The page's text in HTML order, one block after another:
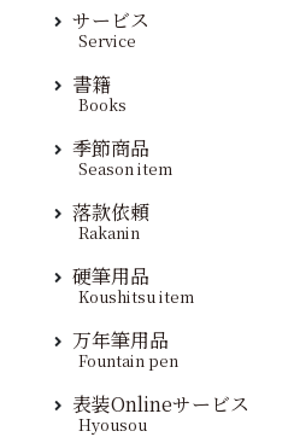
サービス
Service
書籍
Books
季節商品
Season item
落款依頼
Rakanin
硬筆用品
Koushitsu item
万年筆用品
Fountain pen
表装Onlineサービス
Hyousou